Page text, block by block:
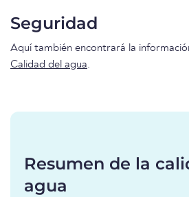
Seguridad
Aquí también encontrará la
Calidad del agua.
Resumen de la
agua